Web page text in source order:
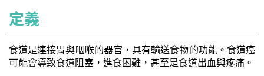
定義
食道是連接胃與咽喉的器官，具有輸送食物的功能。食道癌
可能會導致食道阻塞，進食困難，甚至是食道出血與疼痛。